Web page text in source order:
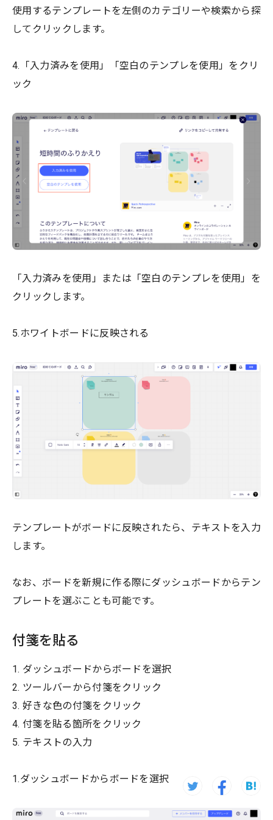
使用するテンプレートを左側のカテゴリーや検索から探
してクリックします。
4.「入力済みを使用」「空白のテンプレを使用」をクリ
ック
「入力済みを使用」または「空白のテンプレを使用」を
クリックします。
5.ホワイトボードに反映される
テンプレートがボードに反映されたら、テキストを入力
します。
なお、ボードを新規に作る際にダッシュボードからテン
プレートを選ぶことも可能です。
付箋を貼る
1. ダッシュボードからボードを選択
2. ツールバーから付箋をクリック
3. 好きな色の付箋をクリック
4. 付箋を貼る箇所をクリック
5. テキストの入力
1.ダッシュボードからボードを選択